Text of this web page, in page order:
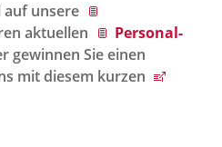
auf unsere
aktuellen
Personal-
gewinnen Sie einen
mit diesem kurzen